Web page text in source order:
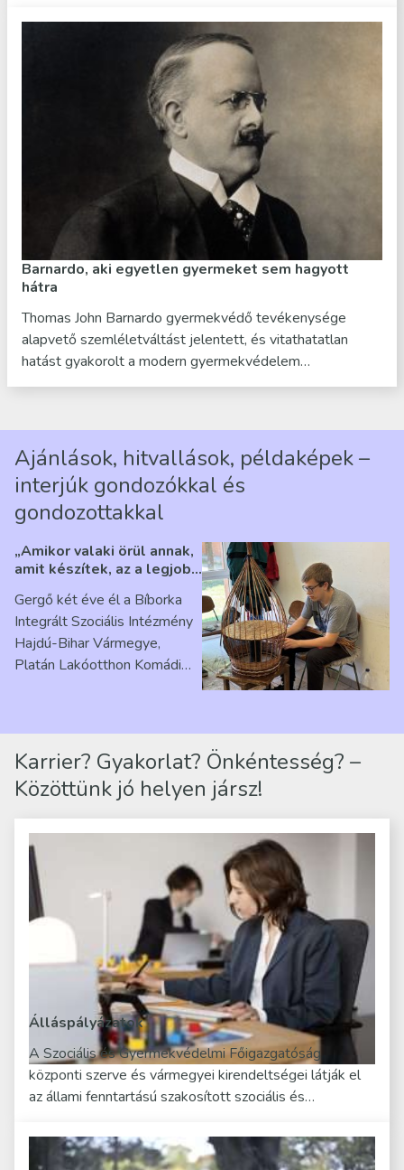
Barnardo, aki egyetlen gyermeket sem hagyott
hátra
Thomas John Barnardo gyermekvédő tevékenysége
alapvető szemléletváltást jelentett, és vitathatatlan
hatást gyakorolt a modern gyermekvédelem…
Ajánlások, hitvallások, példaképek –
interjúk gondozókkal és
gondozottakkal
„Amikor valaki örül annak,
amit készítek, az a legjobb
Ribárszky Gergő ellátottal
Gergő két éve él a Bíborka
Integrált Szociális Intézmény
Hajdú-Bihar Vármegye,
Platán Lakóotthon Komádi
Karrier? Gyakorlat? Önkéntesség? –
Közöttünk jó helyen jársz!
Álláspályázatok
A Szociális és Gyermekvédelmi Főigazgatóság
központi szerve és vármegyei kirendeltségei látják el
az állami fenntartású szakosított szociális és…